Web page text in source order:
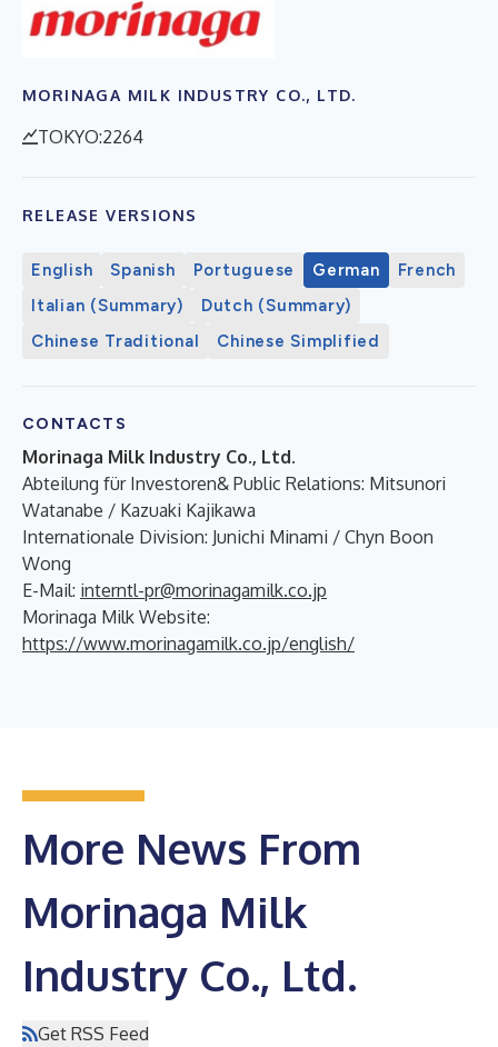
MORINAGA MILK INDUSTRY CO., LTD.
TOKYO:2264
RELEASE VERSIONS
English Spanish Portuguese German
French
Italian (Summary)
Dutch (Summary)
Chinese Traditional
Chinese Simplified
CONTACTS
Morinaga Milk Industry Co., Ltd.
Abteilung für Investoren& Public Relations: Mitsunori
Watanabe / Kazuaki Kajikawa
Internationale Division: Junichi Minami / Chyn Boon
Wong
E-Mail: interntl-pr@morinagamilk.co.jp
Morinaga Milk Website:
https://www.morinagamilk.co.jp/english/
More News From
Morinaga Milk
Industry Co., Ltd.
Get RSS Feed